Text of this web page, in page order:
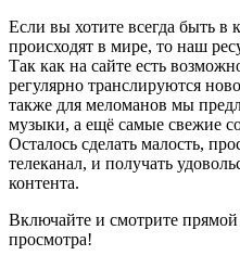
Если вы хотите всегда быть в
происходят в мире, то наш
Так как на сайте есть
регулярно транслируются
также для меломанов мы
музыки, а ещё самые свежие
Осталось сделать малость,
телеканал, и получать
контента.
Включайте и смотрите
просмотра!